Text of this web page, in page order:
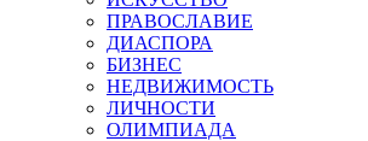
ПРАВОСЛАВИЕ
ДИАСПОРА
БИЗНЕС
НЕДВИЖИМОСТЬ
ЛИЧНОСТИ
ОЛИМПИАДА